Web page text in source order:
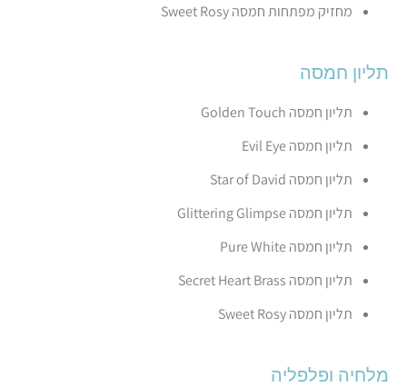
מחזיק מפתחות חמסה Sweet Rosy
תליון חמסה
תליון חמסה Golden Touch
תליון חמסה Evil Eye
תליון חמסה Star of David
תליון חמסה Glittering Glimpse
תליון חמסה Pure White
תליון חמסה Secret Heart Brass
תליון חמסה Sweet Rosy
מלחיה ופלפליה